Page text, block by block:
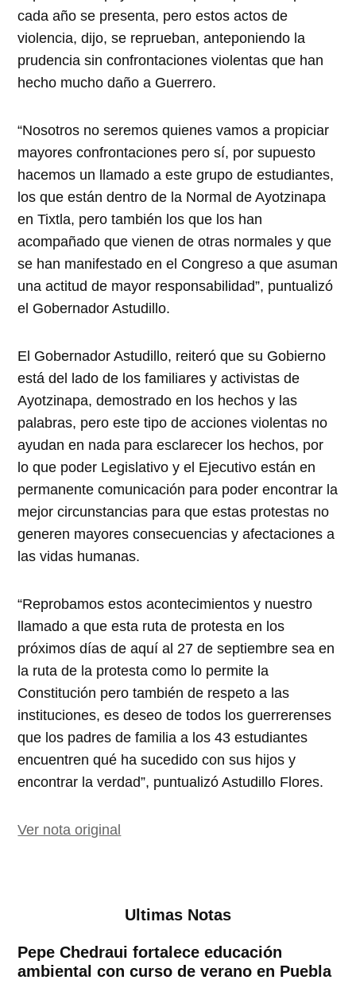
cada año se presenta, pero estos actos de
violencia, dijo, se reprueban, anteponiendo la
prudencia sin confrontaciones violentas que han
hecho mucho daño a Guerrero.
“Nosotros no seremos quienes vamos a propiciar
mayores confrontaciones pero sí, por supuesto
hacemos un llamado a este grupo de estudiantes,
los que están dentro de la Normal de Ayotzinapa
en Tixtla, pero también los que los han
acompañado que vienen de otras normales y que
se han manifestado en el Congreso a que asuman
una actitud de mayor responsabilidad”, puntualizó
el Gobernador Astudillo.
El Gobernador Astudillo, reiteró que su Gobierno
está del lado de los familiares y activistas de
Ayotzinapa, demostrado en los hechos y las
palabras, pero este tipo de acciones violentas no
ayudan en nada para esclarecer los hechos, por
lo que poder Legislativo y el Ejecutivo están en
permanente comunicación para poder encontrar la
mejor circunstancias para que estas protestas no
generen mayores consecuencias y afectaciones a
las vidas humanas.
“Reprobamos estos acontecimientos y nuestro
llamado a que esta ruta de protesta en los
próximos días de aquí al 27 de septiembre sea en
la ruta de la protesta como lo permite la
Constitución pero también de respeto a las
instituciones, es deseo de todos los guerrerenses
que los padres de familia a los 43 estudiantes
encuentren qué ha sucedido con sus hijos y
encontrar la verdad”, puntualizó Astudillo Flores.
Ver nota original
Ultimas Notas
Pepe Chedraui fortalece educación
ambiental con curso de verano en Puebla